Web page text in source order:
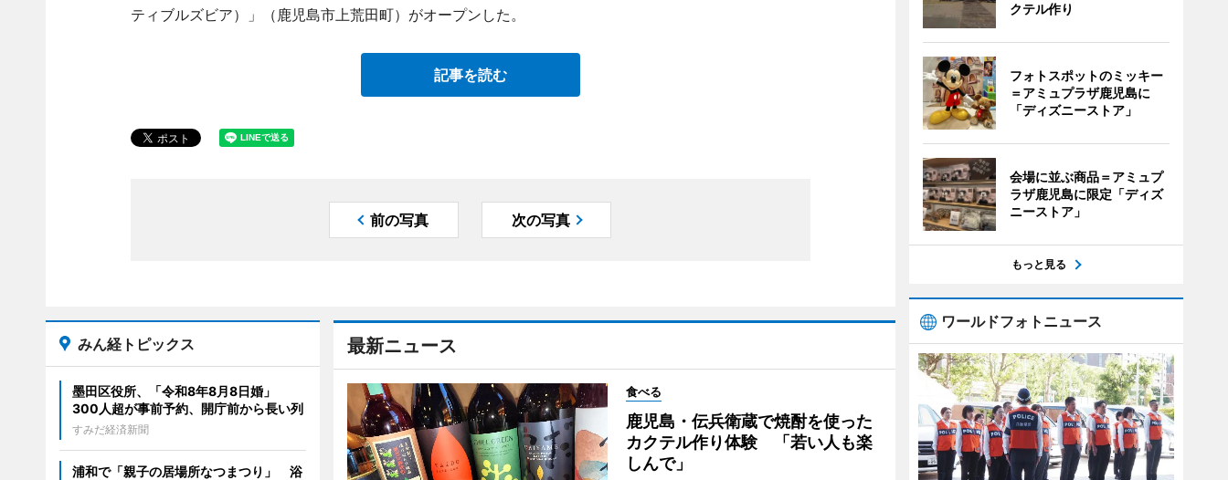
ティブルズビア）」（鹿児島市上荒田町）がオープンした。
記事を読む
前の写真 次の写真
最新ニュース
食べる
鹿児島・伝兵衛蔵で焼酎を使った
カクテル作り体験 「若い人も楽
しんで」
みん経トピックス
墨田区役所、「令和8年8月8日婚」
300人超が事前予約、開庁前から長い列
すみだ経済新聞
浦和で「親子の居場所なつまつり」 浴
クテル作り
フォトスポットのミッキー
＝アミュプラザ鹿児島に
「ディズニーストア」
会場に並ぶ商品＝アミュプ
ラザ鹿児島に限定「ディズ
ニーストア」
もっと見る
ワールドフォトニュース